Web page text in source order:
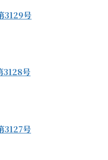
3129号
3128号
3127号